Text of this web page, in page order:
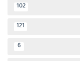
102
121
6